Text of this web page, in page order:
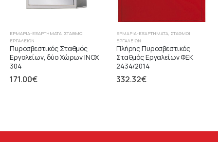
ΕΡΜΆΡΙΑ-ΕΞΑΡΤΉΜΑΤΑ ΣΤΑΘΜΟΊ
ΕΡΓΑΛΕΙΏΝ
Πυροσβεστικός Σταθμός
Εργαλείων, δύο Χώρων ΙΝΟΧ
304
171.00€
ΕΡΜΆΡΙΑ-ΕΞΑΡΤΉΜΑΤΑ ΣΤΑΘΜΟΊ
ΕΡΓΑΛΕΙΏΝ
Πλήρης Πυροσβεστικός
Σταθμός Εργαλείων ΦΕΚ
2434/2014
332.32€